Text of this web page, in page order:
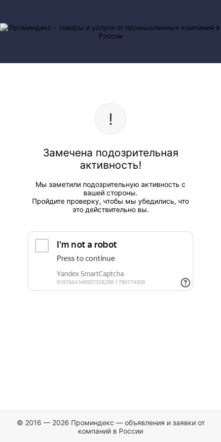
Замечена подозрительная
активность!
Мы заметили подозрительную активность с
вашей стороны.
Пройдите проверку, чтобы мы убедились, что
это действительно вы.
© 2016 — 2026 Проминдекс — объявления и заявки от
компаний в России